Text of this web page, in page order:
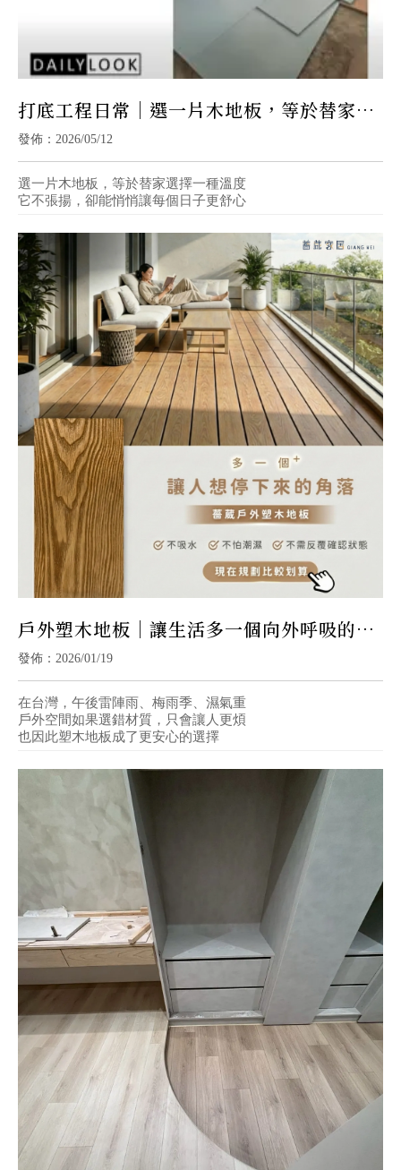
打底工程日常｜選一片木地板，等於替家選
擇一種溫度
發佈：2026/05/12
選一片木地板，等於替家選擇一種溫度
它不張揚，卻能悄悄讓每個日子更舒心
戶外塑木地板｜讓生活多一個向外呼吸的空
間｜戶外地板安裝｜高雄戶外塑木地板
發佈：2026/01/19
在台灣，午後雷陣雨、梅雨季、濕氣重
戶外空間如果選錯材質，只會讓人更煩
也因此塑木地板成了更安心的選擇